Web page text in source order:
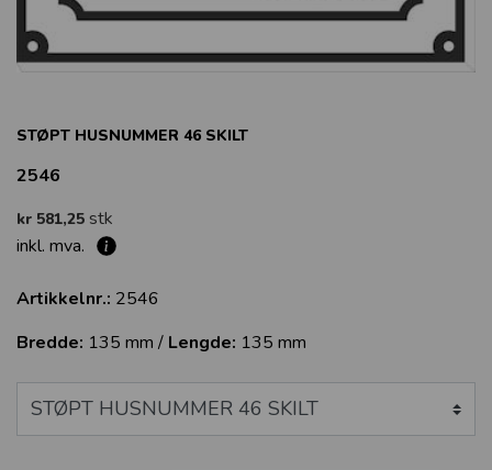
STØPT HUSNUMMER 46 SKILT
2546
kr 581,25 stk
inkl. mva.
Artikkelnr.: 2546
Bredde: 135 mm / Lengde: 135 mm